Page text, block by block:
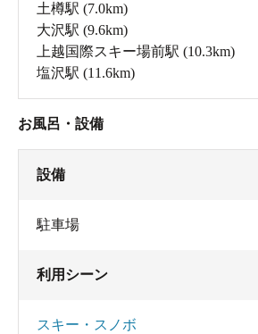
土樽駅 (7.0km)
大沢駅 (9.6km)
上越国際スキー場前駅 (10.3km)
塩沢駅 (11.6km)
お風呂・設備
設備
駐車場
利用シーン
スキー・スノボ